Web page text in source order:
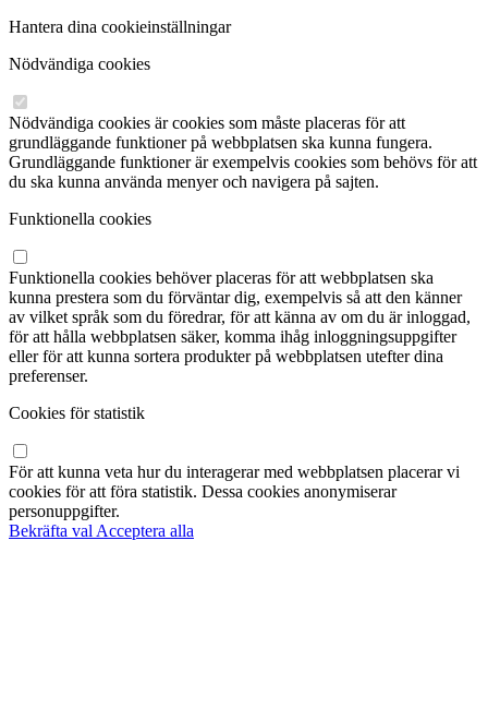
Hantera dina cookieinställningar
Nödvändiga cookies
Nödvändiga cookies är cookies som måste placeras för att
grundläggande funktioner på webbplatsen ska kunna fungera.
Grundläggande funktioner är exempelvis cookies som behövs för att
du ska kunna använda menyer och navigera på sajten.
Funktionella cookies
Funktionella cookies behöver placeras för att webbplatsen ska
kunna prestera som du förväntar dig, exempelvis så att den känner
av vilket språk som du föredrar, för att känna av om du är inloggad,
för att hålla webbplatsen säker, komma ihåg inloggningsuppgifter
eller för att kunna sortera produkter på webbplatsen utefter dina
preferenser.
Cookies för statistik
För att kunna veta hur du interagerar med webbplatsen placerar vi
cookies för att föra statistik. Dessa cookies anonymiserar
personuppgifter.
Bekräfta val Acceptera alla